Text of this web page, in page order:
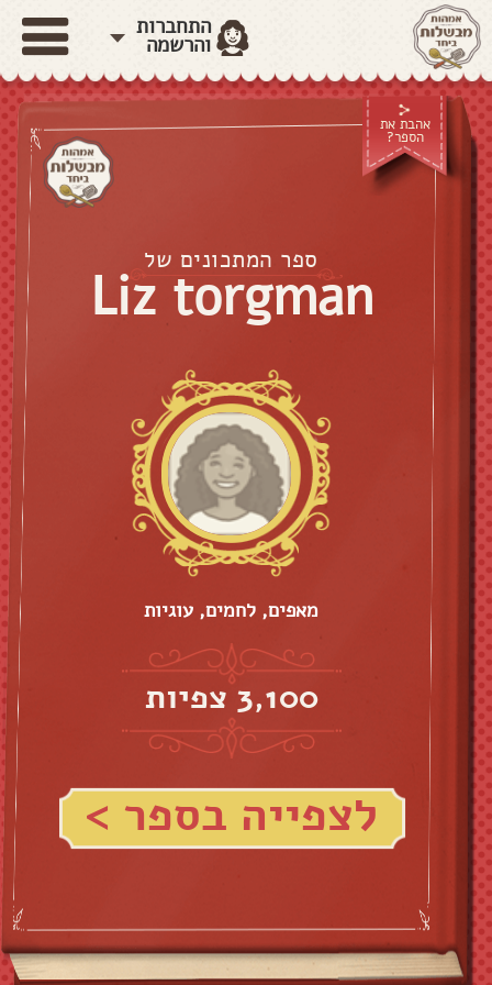
התחברות
והרשמה
אהבת את
הספר?
ספר המתכונים של
Liz torgman
מאפים, לחמים, עוגיות
3,100 צפיות
לצפייה בספר >